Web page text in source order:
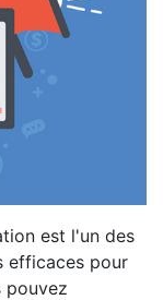
est l'un des
efficaces pour
pouvez